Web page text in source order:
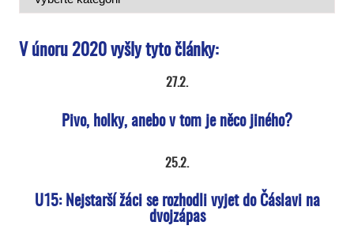
V únoru 2020 vyšly tyto články:
27.2.
Pivo, holky, anebo v tom je něco jiného?
25.2.
U15: Nejstarší žáci se rozhodli vyjet do Čáslavi na
dvojzápas